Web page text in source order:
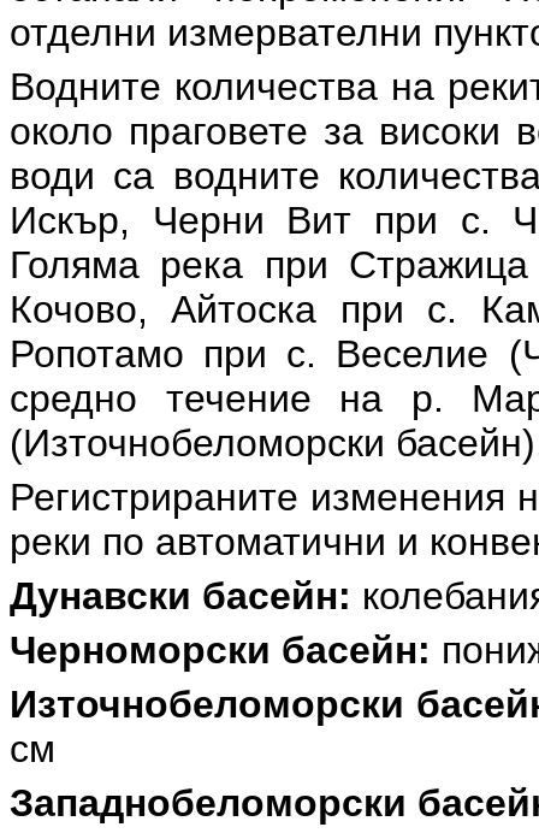
отделни измервателни
Водните количества на
около праговете за
води са водните
Искър, Черни Вит при с.
Голяма река при
Кочово, Айтоска при с.
Ропотамо при с. Веселие
средно течение на р.
(Източнобеломорски
Регистрираните изменения
реки по автоматични и
Дунавски басейн:
Черноморски басейн:
Източнобеломорски
см
Западнобеломорски